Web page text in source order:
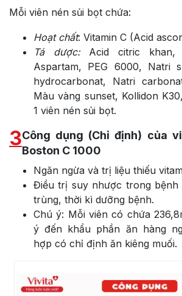
Mỗi viên nén sủi bọt chứa:
Hoạt chất: Vitamin C (Acid
Tá dược:Acid citric khan,
Aspartam, PEG 6000, Natri
hydrocarbonat, Natri
Màu vàng sunset, Kollidon
1 viên nén sủi bọt.
3Công dụng (Chỉ định) của
Boston C 1000
Ngăn ngừa và trị liệu thiếu
Điều trị suy nhược trong bệnh
trùng, thời kì dưỡng bệnh.
Chú ý: Mỗi viên có chứa
ý đến khẩu phần ăn hàng
hợp có chỉ định ăn kiêng muối.